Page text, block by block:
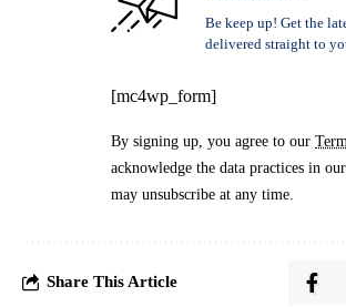
Be keep up! Get the
delivered straight to
[mc4wp_form]
By signing up, you agree to our
acknowledge the data practices in our
may unsubscribe at any time.
Share This Article